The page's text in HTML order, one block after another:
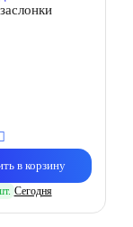
в корзину
Сегодня